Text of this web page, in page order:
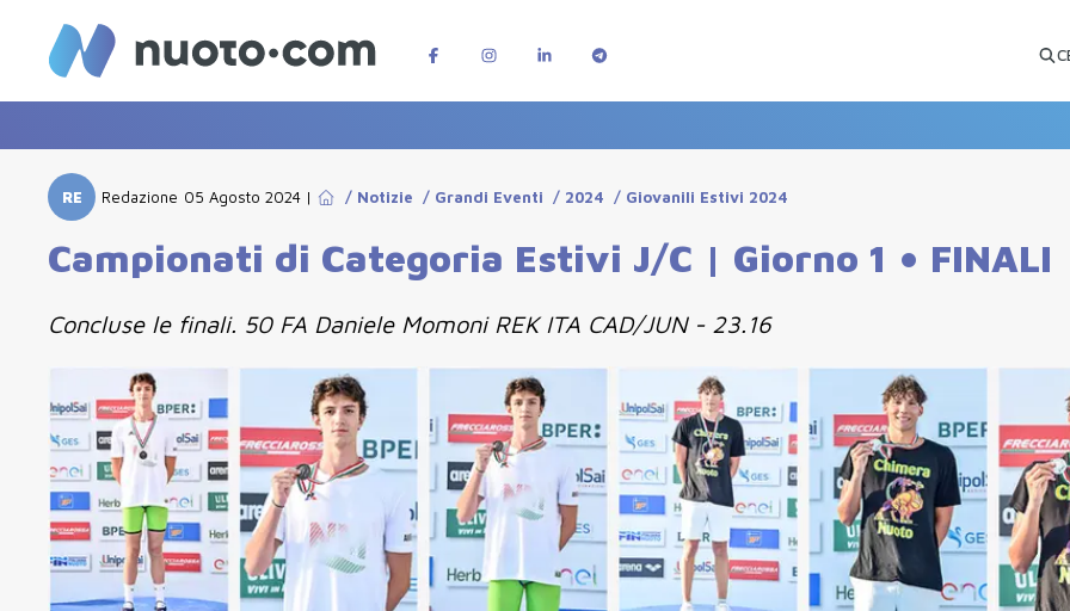
RE Redazione 05 Agosto 2024 | / Notizie / Grandi Eventi / 2024 / Giovanili Estivi 2024
Campionati di Categoria Estivi J/C | Giorno 1 • FINALI
Concluse le finali. 50 FA Daniele Momoni REK ITA CAD/JUN - 23.16